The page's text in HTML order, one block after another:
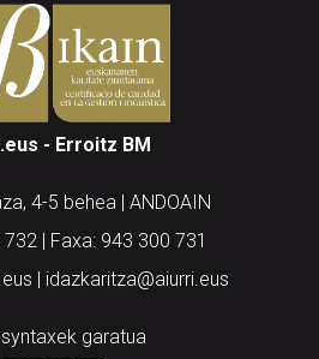
- Erroitz BM
4-5 behea | ANDOAIN
| Faxa: 943 300 731
| idazkaritza@aiurri.eus
garatua